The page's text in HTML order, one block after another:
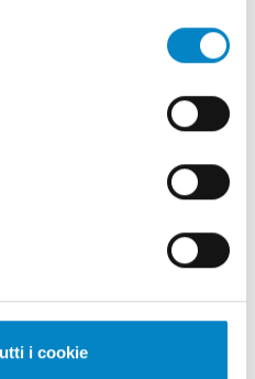
i cookie
il nostro